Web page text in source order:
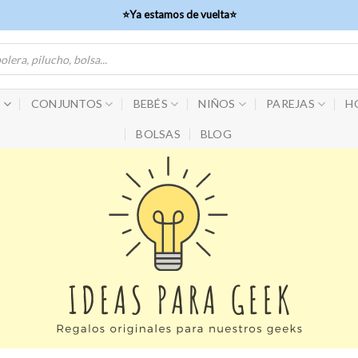
⭐Ya estamos de vuelta⭐
CONJUNTOS BEBÉS NIÑOS PAREJAS
BOLSAS BLOG